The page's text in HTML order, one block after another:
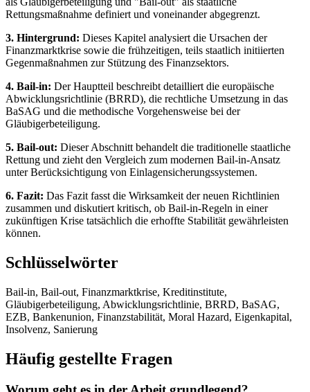
Rettungsmaßnahme definiert und voneinander abgegrenzt.
3. Hintergrund: Dieses Kapitel analysiert die Ursachen der
Finanzmarktkrise sowie die frühzeitigen, teils staatlich initiierten
Gegenmaßnahmen zur Stützung des Finanzsektors.
4. Bail-in: Der Hauptteil beschreibt detailliert die europäische
Abwicklungsrichtlinie (BRRD), die rechtliche Umsetzung in das
BaSAG und die methodische Vorgehensweise bei der
Gläubigerbeteiligung.
5. Bail-out: Dieser Abschnitt behandelt die traditionelle staatliche
Rettung und zieht den Vergleich zum modernen Bail-in-Ansatz
unter Berücksichtigung von Einlagensicherungssystemen.
6. Fazit: Das Fazit fasst die Wirksamkeit der neuen Richtlinien
zusammen und diskutiert kritisch, ob Bail-in-Regeln in einer
zukünftigen Krise tatsächlich die erhoffte Stabilität gewährleisten
können.
Schlüsselwörter
Bail-in, Bail-out, Finanzmarktkrise, Kreditinstitute,
Gläubigerbeteiligung, Abwicklungsrichtlinie, BRRD, BaSAG,
EZB, Bankenunion, Finanzstabilität, Moral Hazard, Eigenkapital,
Insolvenz, Sanierung
Häufig gestellte Fragen